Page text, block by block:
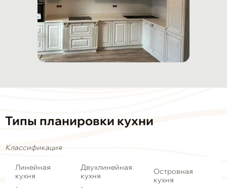
Типы планировки кухни
Классификация
Линейная
кухня
Двухлинейная
кухня
Островная
кухня